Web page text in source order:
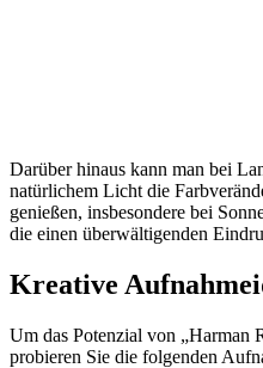
Darüber hinaus kann man bei
natürlichem Licht die
genießen, insbesondere bei
die einen überwältigenden
Kreative
Um das Potenzial von „Harman
probieren Sie die folgenden